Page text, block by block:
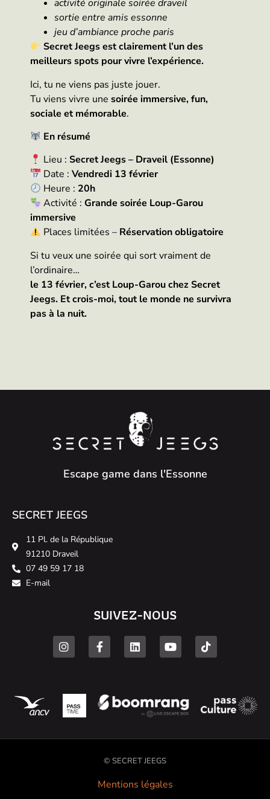
activité originale soirée draveil
sortie entre amis essonne
jeu d’ambiance proche paris
Secret Jeegs est clairement l’un des
meilleurs spots pour vivre l’expérience.
Ici, tu ne viens pas juste jouer.
Tu viens vivre une soirée immersive, fun,
sociale et mémorable.
En résumé
Lieu :Secret Jeegs – Draveil (Essonne)
Date :Vendredi 13 février
Heure : 20h
Activité :Grande soirée Loup-Garou
immersive
Places limitées – Réservation obligatoire
Si tu veux une soirée qui sort vraiment de
l’ordinaire…
le 13 février, c’est Loup-Garou chez Secret
Jeegs. Et crois-moi, tout le monde ne survivra
pas à la nuit.
Escape game dans l'Essonne
SECRET JEEGS
11 Pl. de la République
91210 Draveil
07 49 59 17 18
E-mail
SUIVEZ-NOUS
© SECRET JEEGS
Mentions légales